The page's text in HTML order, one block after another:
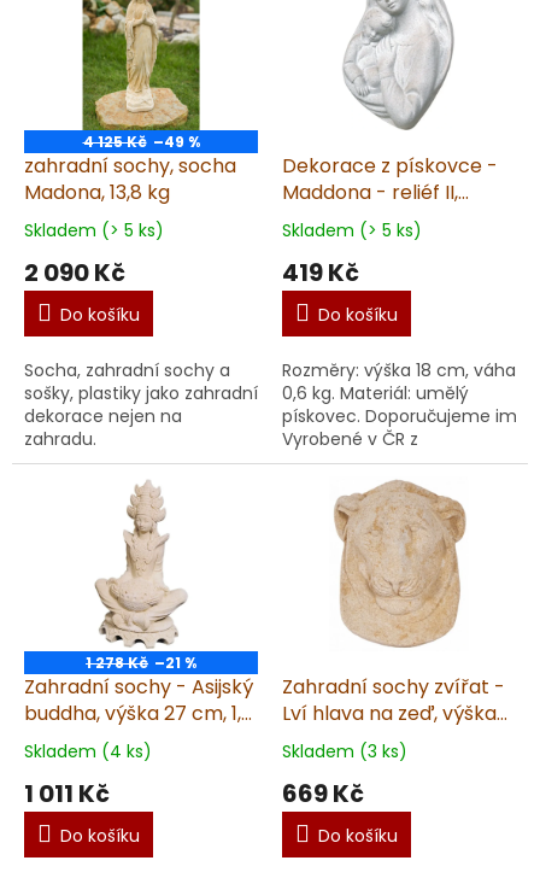
4 125 Kč –49 %
zahradní sochy, socha
Madona, 13,8 kg
Skladem (> 5 ks)
2 090 Kč
Do košíku
Socha, zahradní sochy a
sošky, plastiky jako zahradní
dekorace nejen na
zahradu.
Dekorace z pískovce -
Maddona - reliéf II,
výška 18 cm, 0,6 kg,
pískovec
Skladem (> 5 ks)
419 Kč
Do košíku
Rozměry: výška 18 cm, váha
0,6 kg. Materiál: umělý
pískovec. Doporučujeme
Vyrobené v ČR z
kvalitního umělého
pískovce. Precizní ruční
metoda výroby pro...
1 278 Kč –21 %
Zahradní sochy - Asijský
buddha, výška 27 cm, 1,9
kg, pískovec
Skladem (4 ks)
1 011 Kč
Do košíku
Zahradní sochy zvířat -
Lví hlava na zeď, výška
22,5 cm, 1,9 kg, pískovec
Skladem (3 ks)
669 Kč
Do košíku